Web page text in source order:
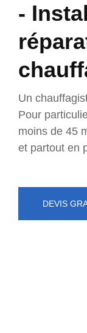
-
Un
Pour
moins de 45
et partout en
DEVIS